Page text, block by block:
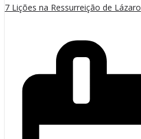
7 Lições na Ressurreição de Lázaro